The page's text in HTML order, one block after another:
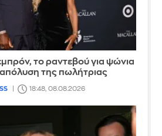
το ραντεβού για ψώνια
απόλυση της πωλήτριας
18:48, 08.08.2026